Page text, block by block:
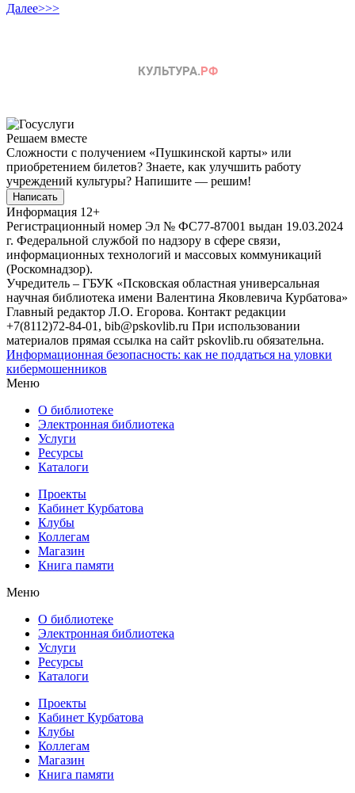
Далее>>>
Решаем вместе
Сложности с получением «Пушкинской карты» или
приобретением билетов? Знаете, как улучшить работу
учреждений культуры? Напишите — решим!
Написать
Информация 12+
Регистрационный номер Эл № ФС77-87001 выдан 19.03.2024
г. Федеральной службой по надзору в сфере связи,
информационных технологий и массовых коммуникаций
(Роскомнадзор).
Учредитель – ГБУК «Псковская областная универсальная
научная библиотека имени Валентина Яковлевича Курбатова»
Главный редактор Л.О. Егорова. Контакт редакции
+7(8112)72-84-01, bib@pskovlib.ru При использовании
материалов прямая ссылка на сайт pskovlib.ru обязательна.
Информационная безопасность: как не поддаться на уловки
кибермошенников
Меню
О библиотеке
Электронная библиотека
Услуги
Ресурсы
Каталоги
Проекты
Кабинет Курбатова
Клубы
Коллегам
Магазин
Книга памяти
Меню
О библиотеке
Электронная библиотека
Услуги
Ресурсы
Каталоги
Проекты
Кабинет Курбатова
Клубы
Коллегам
Магазин
Книга памяти